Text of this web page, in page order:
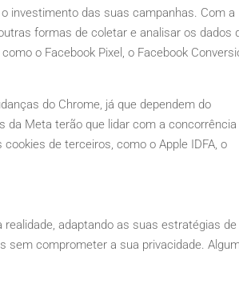
investimento das suas campanhas. Com a
formas de coletar e analisar os dados
o Facebook Pixel, o Facebook
do Chrome, já que dependem do
da Meta terão que lidar com a concorrência
de terceiros, como o Apple IDFA, o
adaptando as suas estratégias de
sem comprometer a sua privacidade.